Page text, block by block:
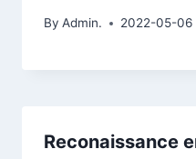
By Admin. 2022-05-06
Reconaissance